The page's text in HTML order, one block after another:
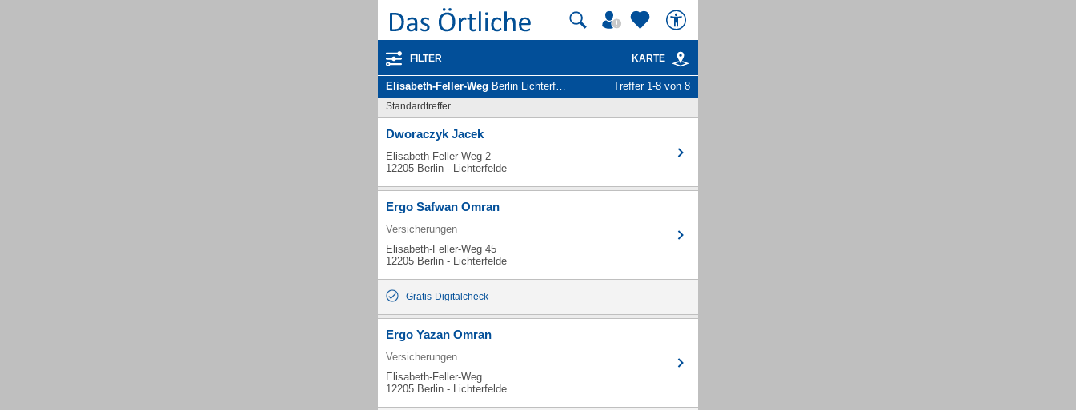
FILTER KARTE
Elisabeth-Feller-Weg Berlin Lichterfelde - Unternehmen und Personen Treffer 1-8 von 8
Standardtreffer
Dworaczyk Jacek
Elisabeth-Feller-Weg 2
12205 Berlin - Lichterfelde
Ergo Safwan Omran
Versicherungen
Elisabeth-Feller-Weg 45
12205 Berlin - Lichterfelde
Gratis-Digitalcheck
Ergo Yazan Omran
Versicherungen
Elisabeth-Feller-Weg
12205 Berlin - Lichterfelde